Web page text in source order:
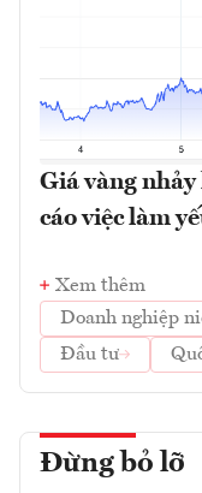
Giá vàng
cáo việc làm
Xem thêm
Doanh nghiệp
Đầu tư
Đừng bỏ lỡ